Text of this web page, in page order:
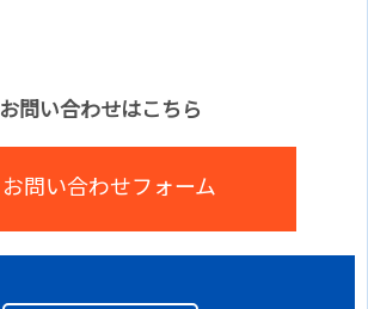
お問い合わせはこちら
お問い合わせフォーム